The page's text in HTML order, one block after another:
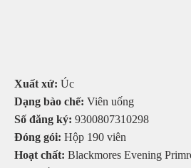
Xuất xứ: Úc
Dạng bào chế: Viên uống
Số đăng ký: 9300807310298
Đóng gói: Hộp 190 viên
Hoạt chất: Blackmores Evening